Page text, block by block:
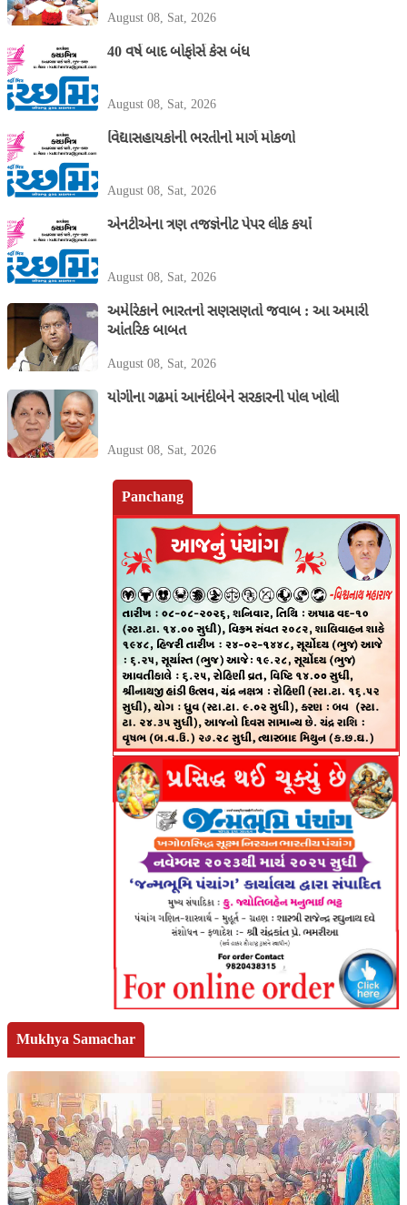
August 08, Sat, 2026
40 વર્ષ બાદ બોફોર્સ કેસ બંધ
August 08, Sat, 2026
વિદ્યાસહાયકોની ભરતીનો માર્ગ મોકળો
August 08, Sat, 2026
એનટીએના ત્રણ તજજ્ઞેનીટ પેપર લીક કર્યાં
August 08, Sat, 2026
અમેરિકાને ભારતનો સણસણતો જવાબ : આ અમારી
આંતરિક બાબત
August 08, Sat, 2026
યોગીના ગઢમાં આનંદીબેને સરકારની પોલ ખોલી
August 08, Sat, 2026
Panchang
Mukhya Samachar